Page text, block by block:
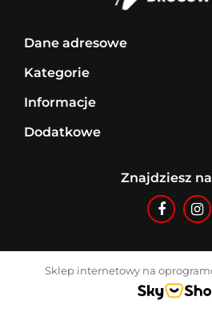
Dane adresowe
Kategorie
Informacje
Dodatkowe
Znajdziesz
Sklep internetowy na